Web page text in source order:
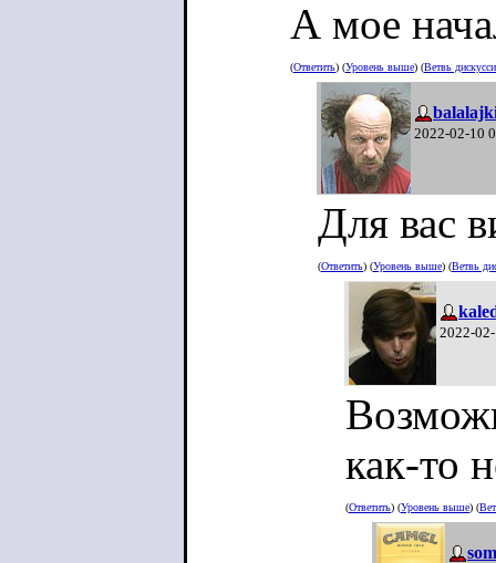
А мое
(Ответить) (Уровень выше) (Ветвь
2022-02-10
Для вас
(Ответить) (Уровень выше) (Ветвь
2022-
как-то
(Ответить) (Уровень выше) (